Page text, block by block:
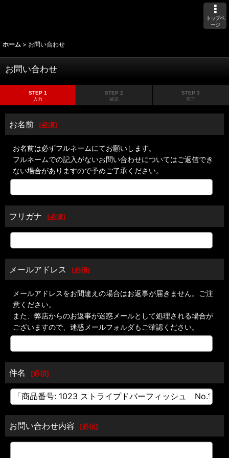
トップペ
ージ
ホーム > お問い合わせ
お問い合わせ
STEP 1
入力
STEP 2
確認
STEP 3
完了
お名前 [必須]
お名前は必ずフルネームにてお願いします。
フルネームでの記入がないお問い合わせについてはご返信でき
ない場合がありますので予めご了承ください。
フリガナ [必須]
メールアドレス [必須]
メールアドレスをお間違えの場合はお返事が届きません。ご注
意ください。
また、弊店からのお返事が迷惑メールとして処理される場合が
ございますので、迷惑メールフォルダもご確認ください。
件名 [必須]
お問い合わせ内容 [必須]